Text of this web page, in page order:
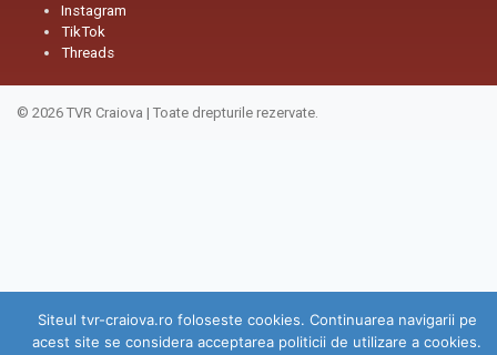
Instagram
TikTok
Threads
© 2026 TVR Craiova | Toate drepturile rezervate.
Siteul tvr-craiova.ro foloseste cookies. Continuarea navigarii pe
acest site se considera acceptarea politicii de utilizare a cookies.